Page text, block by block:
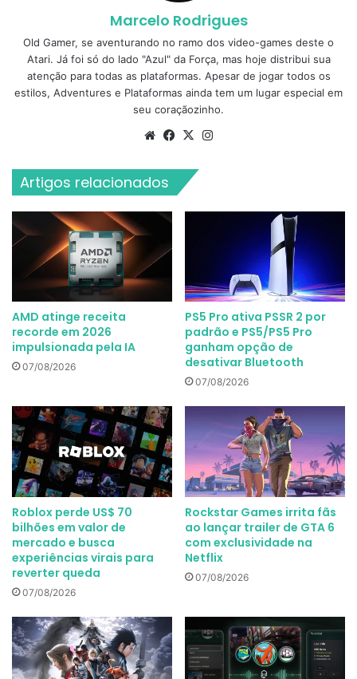
Marcelo Rodrigues
Old Gamer, se aventurando no ramo dos video-games deste o
Atari. Já foi só do lado "Azul" da Força, mas hoje distribui sua
atenção para todas as plataformas. Apesar de jogar todos os
estilos, Adventures e Plataformas ainda tem um lugar especial em
seu coraçãozinho.
WebsiteFacebook
X
Artigos relacionados
AMD atinge receita
recorde em 2026
impulsionada pela IA
07/08/2026
PS5 Pro ativa PSSR 2 por
padrão e PS5/PS5 Pro
ganham opção de
desativar Bluetooth
07/08/2026
Roblox perde US$ 70
bilhões em valor de
mercado e busca
experiências virais para
reverter queda
07/08/2026
Rockstar Games irrita fãs
ao lançar trailer de GTA 6
com exclusividade na
Netflix
07/08/2026